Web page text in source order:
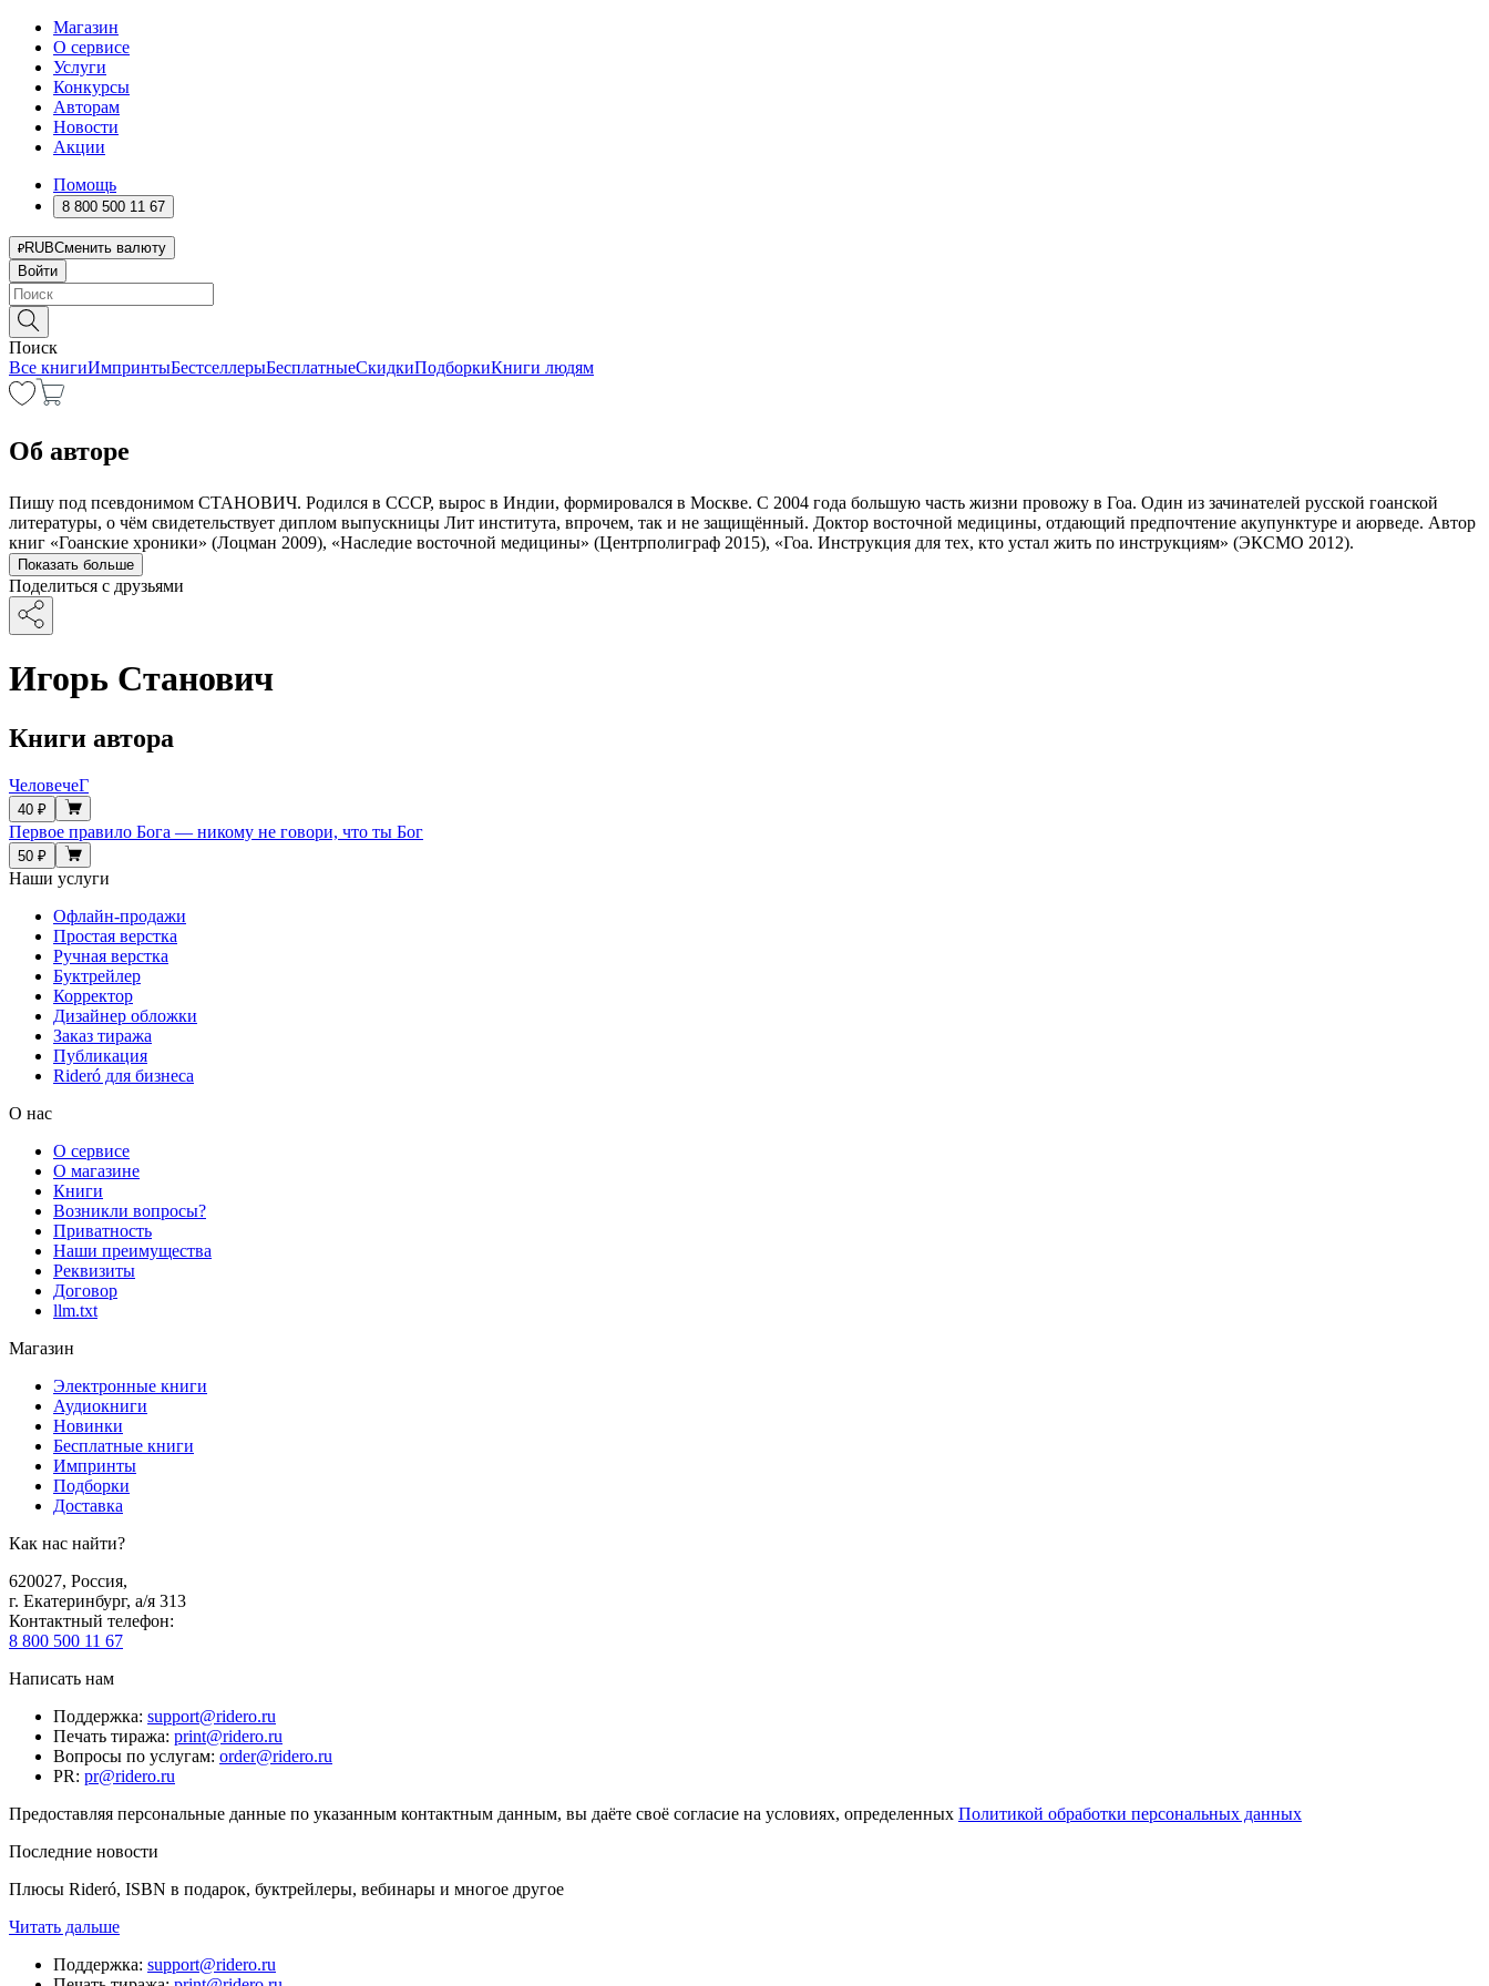
Магазин
О сервисе
Услуги
Конкурсы
Авторам
Новости
Акции
Помощь
8 800 500 11 67
RUBСменить валюту
Войти
Поиск
Все книгиИмпринтыБестселлерыБесплатныеСкидкиПодборкиКниги людям
Об авторе
Пишу под псевдонимом СТАНОВИЧ. Родился в СССР, вырос в Индии, формировался в Москве. С 2004 года большую часть жизни провожу в Гоа. Один из зачинателей русской гоанской
литературы, о чём свидетельствует диплом выпускницы Лит института, впрочем, так и не защищённый. Доктор восточной медицины, отдающий предпочтение акупунктуре и аюрведе. Автор
книг «Гоанские хроники» (Лоцман 2009), «Наследие восточной медицины» (Центрполиграф 2015), «Гоа. Инструкция для тех, кто устал жить по инструкциям» (ЭКСМО 2012).
Показать больше
Поделиться с друзьями
Игорь Станович
Книги автора
ЧеловечеГ
40 ₽
Первое правило Бога — никому не говори, что ты Бог
50 ₽
Наши услуги
Офлайн-продажи
Простая верстка
Ручная верстка
Буктрейлер
Корректор
Дизайнер обложки
Заказ тиража
Публикация
Rideró для бизнеса
О нас
О сервисе
О магазине
Книги
Возникли вопросы?
Приватность
Наши преимущества
Реквизиты
Договор
llm.txt
Магазин
Электронные книги
Аудиокниги
Новинки
Бесплатные книги
Импринты
Подборки
Доставка
Как нас найти?
620027, Россия,
г. Екатеринбург, а/я 313
Контактный телефон:
8 800 500 11 67
Написать нам
Поддержка: support@ridero.ru
Печать тиража: print@ridero.ru
Вопросы по услугам: order@ridero.ru
PR: pr@ridero.ru
Предоставляя персональные данные по указанным контактным данным, вы даёте своё согласие на условиях, определенных Политикой обработки персональных данных
Последние новости
Плюсы Rideró, ISBN в подарок, буктрейлеры, вебинары и многое другое
Читать дальше
Поддержка: support@ridero.ru